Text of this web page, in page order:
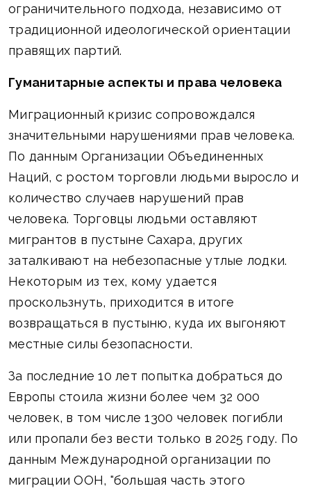
ограничительного подхода, независимо от
традиционной идеологической ориентации
правящих партий.
Гуманитарные аспекты и права человека
Миграционный кризис сопровождался
значительными нарушениями прав человека.
По данным Организации Объединенных
Наций, с ростом торговли людьми выросло и
количество случаев нарушений прав
человека. Торговцы людьми оставляют
мигрантов в пустыне Сахара, других
заталкивают на небезопасные утлые лодки.
Некоторым из тех, кому удается
проскользнуть, приходится в итоге
возвращаться в пустыню, куда их выгоняют
местные силы безопасности.
За последние 10 лет попытка добраться до
Европы стоила жизни более чем 32 000
человек, в том числе 1300 человек погибли
или пропали без вести только в 2025 году. По
данным Международной организации по
миграции ООН, "большая часть этого